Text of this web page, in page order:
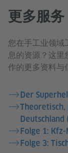
更多服务
您在手工业领域
息的资源？这里
作的更多资料与
Der
Theoretisch,
Deutschland
Folge 1:
Folge 3: